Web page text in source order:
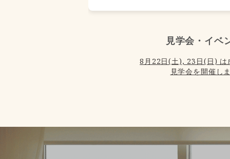
見学会・イベ
8月22日(土), 23日(日) は
見学会を開催し